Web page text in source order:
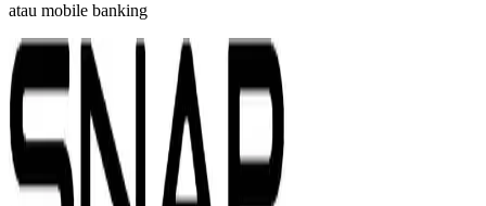
atau mobile banking